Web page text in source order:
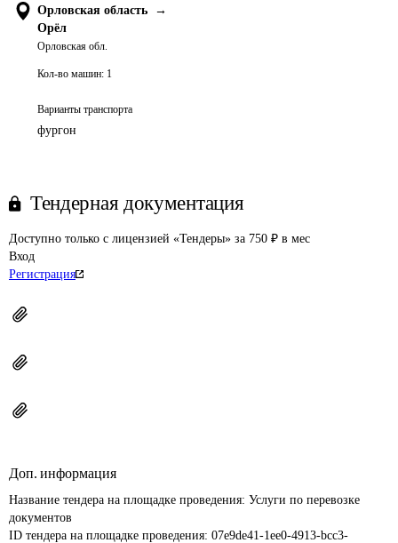
Орловская область
→
Орёл
Орловская обл.
Кол-во машин: 1
Варианты транспорта
фургон
Тендерная документация
Доступно только с лицензией «Тендеры» за 750 ₽ в мес
Вход
Регистрация
Доп. информация
Название тендера на площадке проведения: Услуги по перевозке
документов
ID тендера на площадке проведения: 07e9de41-1ee0-4913-bcc3-